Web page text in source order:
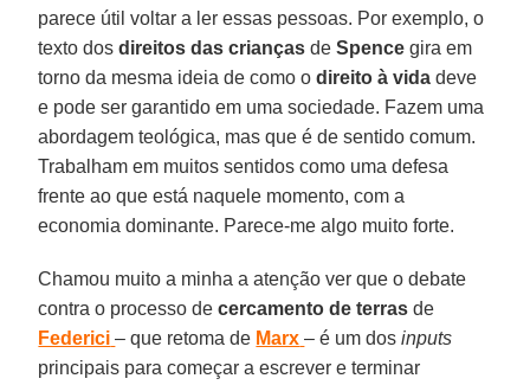
parece útil voltar a ler essas pessoas. Por exemplo, o
texto dosdireitos das crianças deSpence gira em
torno da mesma ideia de como odireito à vida deve
e pode ser garantido em uma sociedade. Fazem uma
abordagem teológica, mas que é de sentido comum.
Trabalham em muitos sentidos como uma defesa
frente ao que está naquele momento, com a
economia dominante. Parece-me algo muito forte.
Chamou muito a minha a atenção ver que o debate
contra o processo decercamento de terras de
Federici – que retoma de Marx – é um dosinputs
principais para começar a escrever e terminar